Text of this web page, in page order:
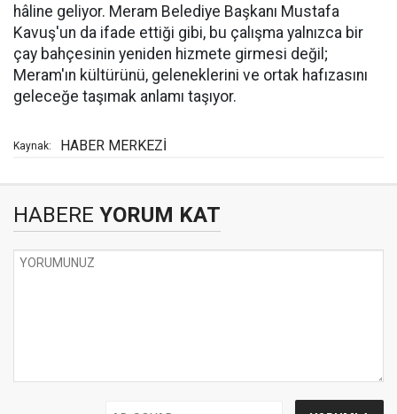
hâline geliyor. Meram Belediye Başkanı Mustafa
Kavuş'un da ifade ettiği gibi, bu çalışma yalnızca bir
çay bahçesinin yeniden hizmete girmesi değil;
Meram'ın kültürünü, geleneklerini ve ortak hafızasını
geleceğe taşımak anlamı taşıyor.
Kaynak: HABER MERKEZİ
HABERE YORUM KAT